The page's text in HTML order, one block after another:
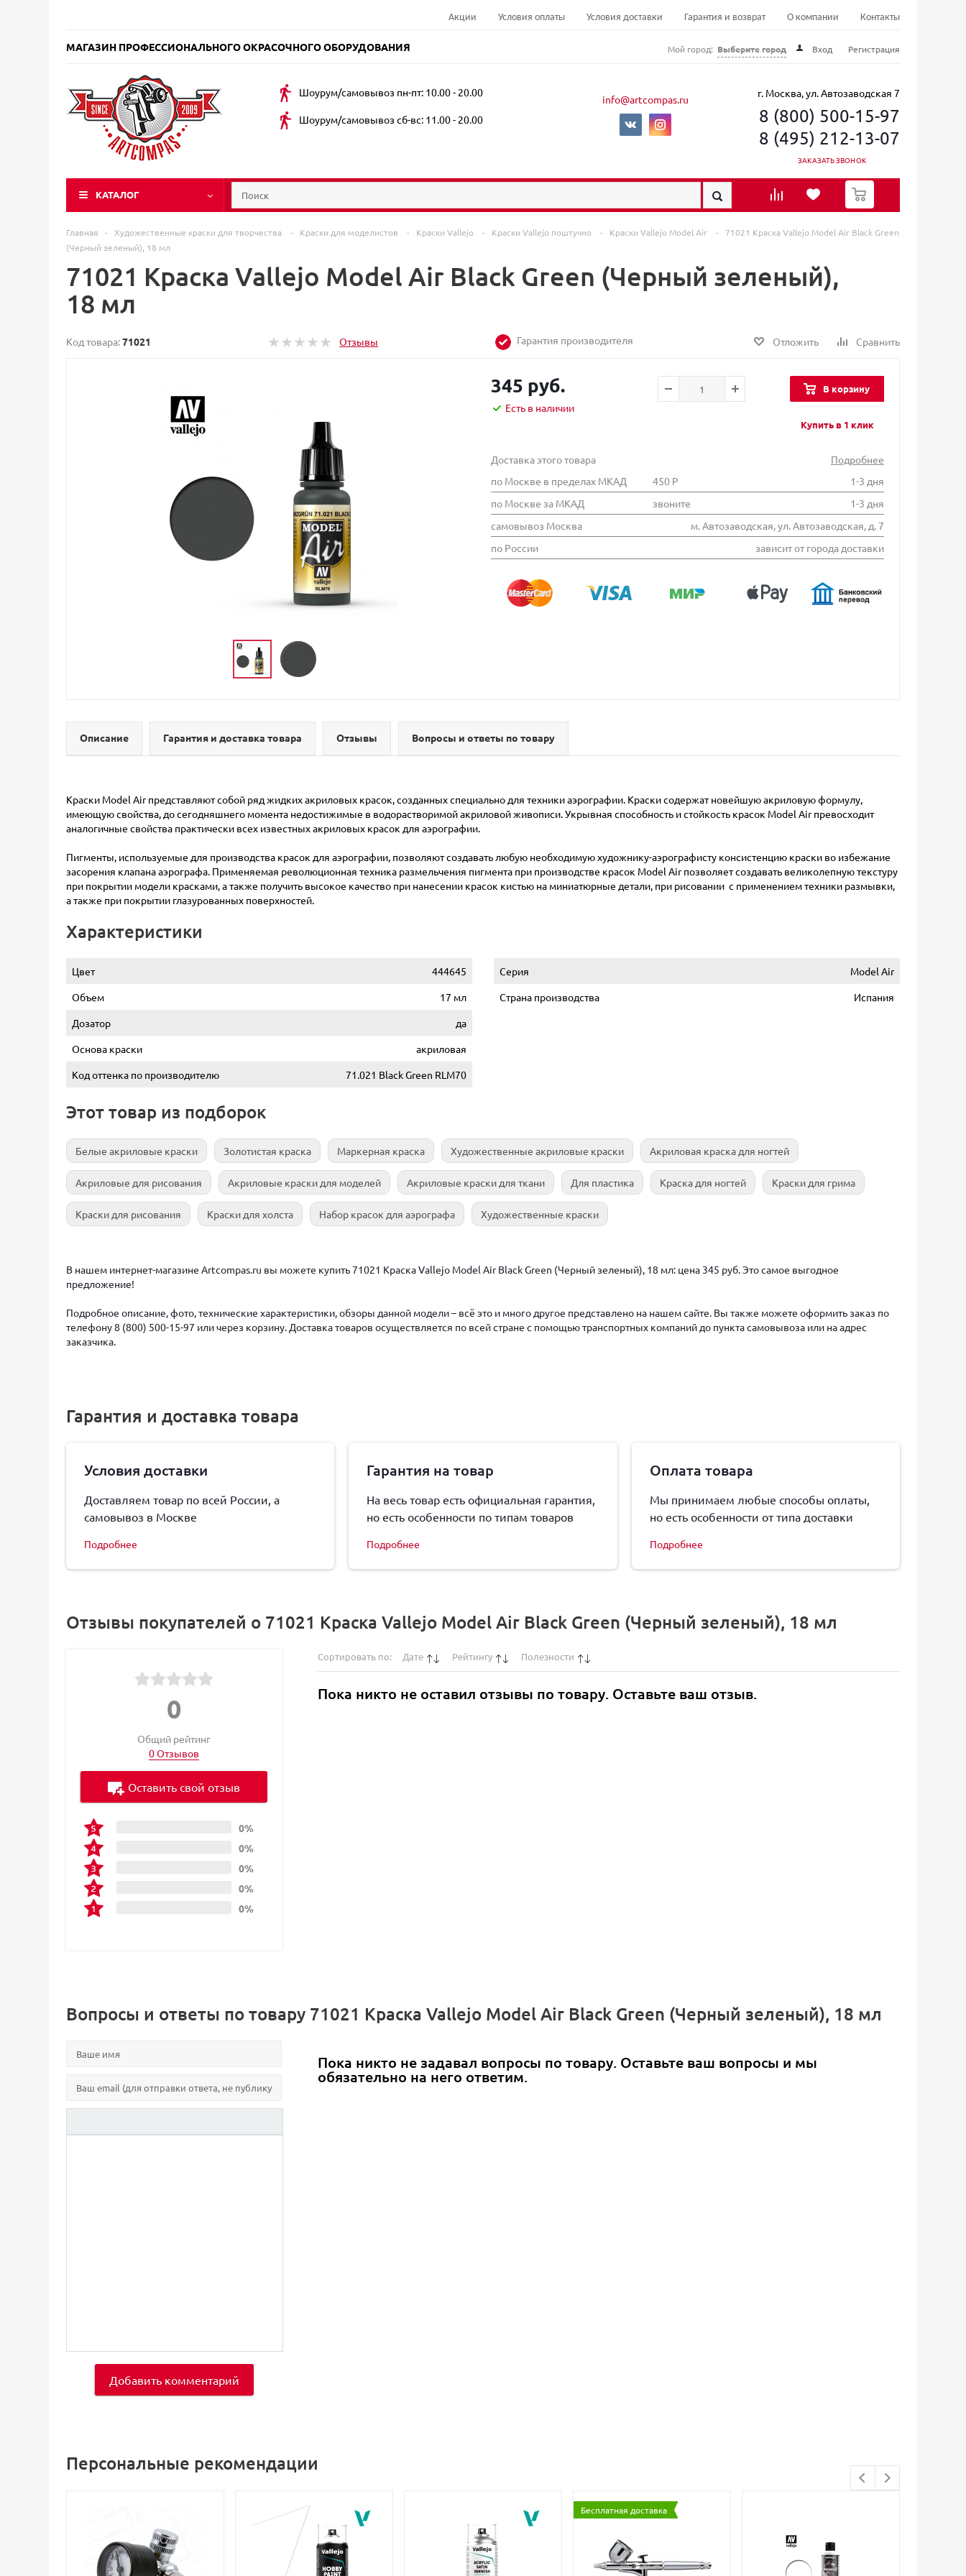
Акции Условия оплаты Условия доставки Гарантия и возврат О компании Контакты
МАГАЗИН ПРОФЕССИОНАЛЬНОГО ОКРАСОЧНОГО ОБОРУДОВАНИЯ Мой город: Выберите город Вход Регистрация
Шоурум/самовывоз пн-пт: 10.00 - 20.00
Шоурум/самовывоз сб-вс: 11.00 - 20.00
info@artcompas.ru г. Москва, ул. Автозаводская 7
8 (800) 500-15-97
8 (495) 212-13-07
ЗАКАЗАТЬ ЗВОНОК
КАТАЛОГ
0
Главная - Художественные краски для творчества - Краски для моделистов - Краски Vallejo - Краски Vallejo поштучно - Краски Vallejo Model Air -
71021 Краска Vallejo Model Air Black Green
(Черный зеленый), 18 мл
71021 Краска Vallejo Model Air Black Green (Черный зеленый),
18 мл
Код товара:71021 Отзывы Гарантия производителя Отложить Сравнить
345 руб.
Есть в наличии
В корзину
Купить в 1 клик
Доставка этого товара
Подробнее
по Москве в пределах МКАД
450 Р
1-3 дня
по Москве за МКАД
звоните
1-3 дня
самовывоз Москва
м. Автозаводская, ул. Автозаводская, д. 7
по России
зависит от города доставки
Описание Гарантия и доставка товара Отзывы Вопросы и ответы по товару
Краски Model Air представляют собой ряд жидких акриловых красок, созданных специально для техники аэрографии. Краски содержат новейшую акриловую формулу,
имеющую свойства, до сегодняшнего момента недостижимые в водорастворимой акриловой живописи. Укрывная способность и стойкость красок Model Air превосходит
аналогичные свойства практически всех известных акриловых красок для аэрографии.
Пигменты, используемые для производства красок для аэрографии, позволяют создавать любую необходимую художнику-аэрографисту консистенцию краски во избежание
засорения клапана аэрографа. Применяемая революционная техника размельчения пигмента при производстве красок Model Air позволяет создавать великолепную текстуру
при покрытии модели красками, а также получить высокое качество при нанесении красок кистью на миниатюрные детали, при рисовании с применением техники размывки,
а также при покрытии глазурованных поверхностей.
Характеристики
Цвет
444645
Объем
17 мл
Дозатор
да
Основа краски
акриловая
Код оттенка по производителю
71.021 Black Green RLM70
Серия
Model Air
Страна производства
Испания
Этот товар из подборок
Белые акриловые краски Золотистая краска Маркерная краска Художественные акриловые краски Акриловая краска для ногтей
Акриловые для рисования Акриловые краски для моделей Акриловые краски для ткани Для пластика Краска для ногтей Краски для грима
Краски для рисования Краски для холста Набор красок для аэрографа Художественные краски
В нашем интернет-магазине Artcompas.ru вы можете купить 71021 Краска Vallejo Model Air Black Green (Черный зеленый), 18 мл: цена 345 руб. Это самое выгодное
предложение!
Подробное описание, фото, технические характеристики, обзоры данной модели – всё это и много другое представлено на нашем сайте. Вы также можете оформить заказ по
телефону 8 (800) 500-15-97 или через корзину. Доставка товаров осуществляется по всей стране с помощью транспортных компаний до пункта самовывоза или на адрес
заказчика.
Гарантия и доставка товара
Условия доставки
Доставляем товар по всей России, а
самовывоз в Москве
Подробнее
Гарантия на товар
На весь товар есть официальная гарантия,
но есть особенности по типам товаров
Подробнее
Оплата товара
Мы принимаем любые способы оплаты,
но есть особенности от типа доставки
Подробнее
Отзывы покупателей о 71021 Краска Vallejo Model Air Black Green (Черный зеленый), 18 мл
0
Общий рейтинг
0 Отзывов
0%
0%
0%
0%
0%
Оставить свой отзыв
Сортировать по: Дате Рейтингу Полезности
Пока никто не оставил отзывы по товару. Оставьте ваш отзыв.
Вопросы и ответы по товару 71021 Краска Vallejo Model Air Black Green (Черный зеленый), 18 мл
Добавить комментарий
Пока никто не задавал вопросы по товару. Оставьте ваш вопросы и мы
обязательно на него ответим.
Персональные рекомендации
Бесплатная доставка